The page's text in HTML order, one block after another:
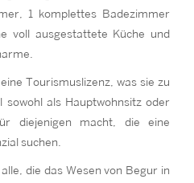
1 komplettes Badezimmer
voll ausgestattete Küche und
Tourismuslizenz, was sie zu
sowohl als Hauptwohnsitz oder
diejenigen macht, die eine
suchen.
die das Wesen von Begur in